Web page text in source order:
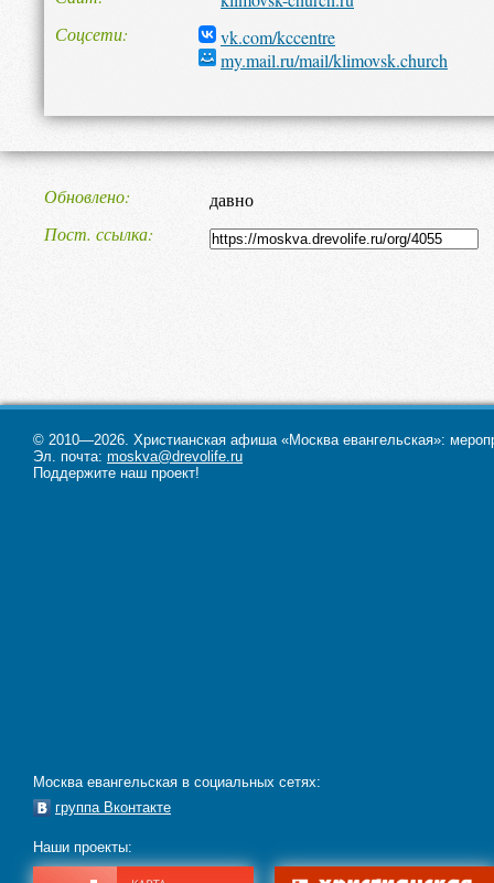
Соцсети
vk.com/kccentre
my.mail.ru/mail/klimovsk.church
Обновлено
давно
Пост. ссылка
© 2010—2026. Христианская афиша «Москва евангельская»:
Эл. почта: moskva@drevolife.ru
Поддержите наш проект!
Москва евангельская в социальных сетях:
группа Вконтакте
Наши проекты: